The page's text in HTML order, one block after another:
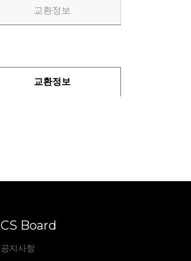
교환정보
교환정보
CS Board
공지사항